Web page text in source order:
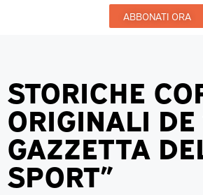
ABBONATI ORA
STORICHE
ORIGINALI DE
GAZZETTA
SPORT”